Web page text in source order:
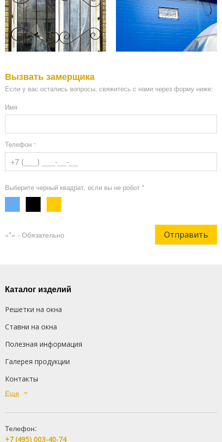
Вызвать замерщика
Если у вас остались вопросы, свяжитесь с нами через форму ниже:
Имя
Телефон *
Выберите черный квадрат, если вы не робот *
«*» - Обязательно Отправить
Каталог изделий
Решетки на окна
Ставни на окна
Полезная информация
Галерея продукции
Контакты
Сварные решетки
Кованые решетки
Распашные решетки
Еще
Телефон:
+7 (495) 003-40-74